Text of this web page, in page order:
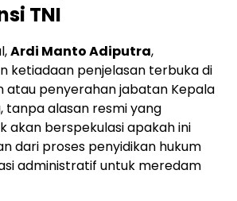
TNI
Ardi Manto Adiputra,
ketiadaan penjelasan terbuka di
atau penyerahan jabatan Kepala
tanpa alasan resmi yang
akan berspekulasi apakah ini
dari proses penyidikan hukum
administratif untuk meredam